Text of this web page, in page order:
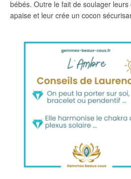
bébés. Outre le fait de soulager
apaise et leur crée un cocon